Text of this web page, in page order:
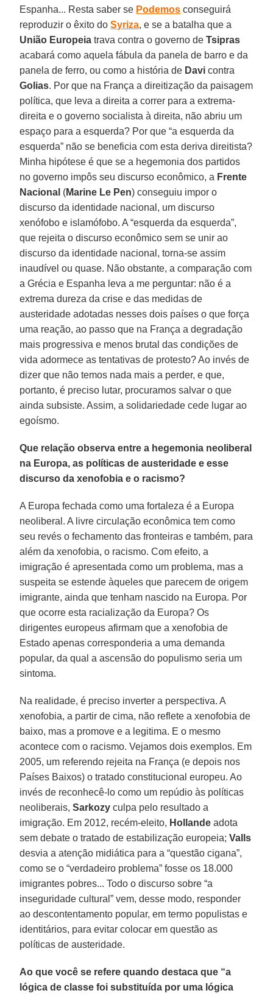
Espanha... Resta saber se Podemos conseguirá
reproduzir o êxito doSyriza, e se a batalha que a
União Europeia trava contra o governo deTsipras
acabará como aquela fábula da panela de barro e da
panela de ferro, ou como a história de Davi contra
Golias. Por que na França a direitização da paisagem
política, que leva a direita a correr para a extrema-
direita e o governo socialista à direita, não abriu um
espaço para a esquerda? Por que “a esquerda da
esquerda” não se beneficia com esta deriva direitista?
Minha hipótese é que se a hegemonia dos partidos
no governo impôs seu discurso econômico, a Frente
Nacional (Marine Le Pen) conseguiu impor o
discurso da identidade nacional, um discurso
xenófobo e islamófobo. A “esquerda da esquerda”,
que rejeita o discurso econômico sem se unir ao
discurso da identidade nacional, torna-se assim
inaudível ou quase. Não obstante, a comparação com
a Grécia e Espanha leva a me perguntar: não é a
extrema dureza da crise e das medidas de
austeridade adotadas nesses dois países o que força
uma reação, ao passo que na França a degradação
mais progressiva e menos brutal das condições de
vida adormece as tentativas de protesto? Ao invés de
dizer que não temos nada mais a perder, e que,
portanto, é preciso lutar, procuramos salvar o que
ainda subsiste. Assim, a solidariedade cede lugar ao
egoísmo.
Que relação observa entre a hegemonia neoliberal
na Europa, as políticas de austeridade e esse
discurso da xenofobia e o racismo?
A Europa fechada como uma fortaleza é a Europa
neoliberal. A livre circulação econômica tem como
seu revés o fechamento das fronteiras e também, para
além da xenofobia, o racismo. Com efeito, a
imigração é apresentada como um problema, mas a
suspeita se estende àqueles que parecem de origem
imigrante, ainda que tenham nascido na Europa. Por
que ocorre esta racialização da Europa? Os
dirigentes europeus afirmam que a xenofobia de
Estado apenas corresponderia a uma demanda
popular, da qual a ascensão do populismo seria um
sintoma.
Na realidade, é preciso inverter a perspectiva. A
xenofobia, a partir de cima, não reflete a xenofobia de
baixo, mas a promove e a legitima. E o mesmo
acontece com o racismo. Vejamos dois exemplos. Em
2005, um referendo rejeita na França (e depois nos
Países Baixos) o tratado constitucional europeu. Ao
invés de reconhecê-lo como um repúdio às políticas
neoliberais,Sarkozy culpa pelo resultado a
imigração. Em 2012, recém-eleito, Hollande adota
sem debate o tratado de estabilização europeia;Valls
desvia a atenção midiática para a “questão cigana”,
como se o “verdadeiro problema” fosse os 18.000
imigrantes pobres... Todo o discurso sobre “a
inseguridade cultural” vem, desse modo, responder
ao descontentamento popular, em termo populistas e
identitários, para evitar colocar em questão as
políticas de austeridade.
Ao que você se refere quando destaca que “a
lógica de classe foi substituída por uma lógica